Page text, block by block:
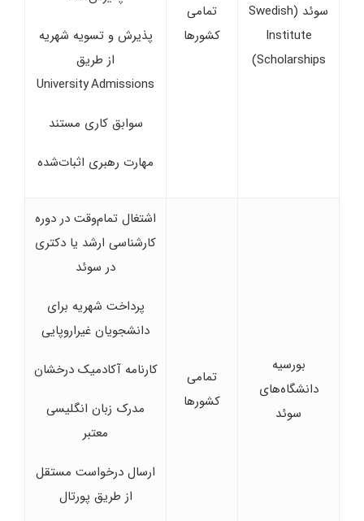
سوئد (Swedish
Institute
Scholarships)
تمامی
کشورها
پذیرش و تسویه شهریه
از طریق
University Admissions
سوابق کاری مستند
مهارت رهبری اثبات‌شده
بورسیه
دانشگاه‌های
سوئد
تمامی
کشورها
اشتغال تمام‌وقت در دوره
کارشناسی ارشد یا دکتری
در سوئد
پرداخت شهریه برای
دانشجویان غیراروپایی
کارنامه آکادمیک درخشان
مدرک زبان انگلیسی
معتبر
ارسال درخواست مستقل
از طریق پورتال